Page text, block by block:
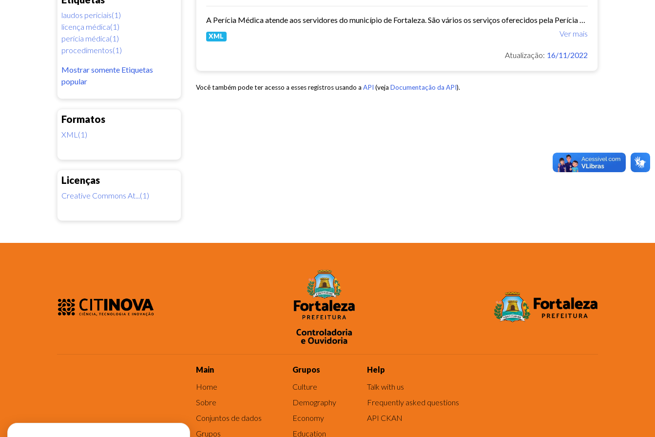
laudos periciais(1)
licença médica(1)
perícia médica(1)
procedimentos(1)
Mostrar somente Etiquetas
popular
Formatos
XML(1)
Licenças
Creative Commons At...(1)
A Perícia Médica atende aos servidores do município de Fortaleza. São vários os serviços oferecidos pela Perícia Médica do IPM, como: avaliação da aptidão dos candidatos ao...
Ver mais
XML
Atualização: 16/11/2022
Você também pode ter acesso a esses registros usando a API (veja Documentação da API).
Main
Home
Sobre
Conjuntos de dados
Grupos
Grupos
Culture
Demography
Economy
Education
Help
Talk with us
Frequently asked questions
API CKAN